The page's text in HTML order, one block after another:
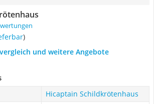
)
und weitere Angebote
Hicaptain Schildkrötenhaus